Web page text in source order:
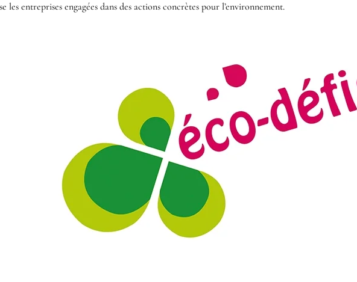
les entreprises engagées dans des actions concrètes pour l’environnement.